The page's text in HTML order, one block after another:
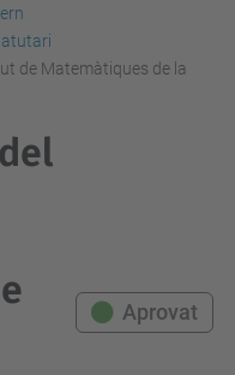
de Matemàtiques de la
Aprovat